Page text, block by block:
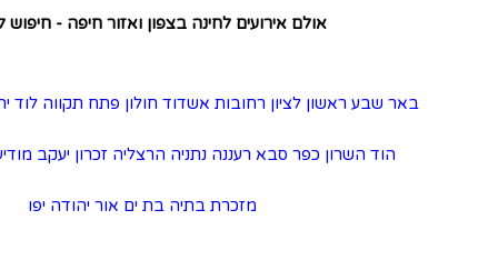
לחינה בצפון ואזור חיפה - חיפוש לפי עיר
אשדוד חולון פתח תקווה לוד יהוד רמת גן תל אביב
נתניה הרצליה זכרון יעקב מודיעין חיפה ירושלים
יפו